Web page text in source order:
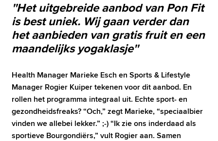
''Het uitgebreide aanbod van Pon Fit
is best uniek. Wij gaan verder dan
het aanbieden van gratis fruit en een
maandelijks yogaklasje''
Health Manager Marieke Esch en Sports & Lifestyle
Manager Rogier Kuiper tekenen voor dit aanbod. En
rollen het programma integraal uit. Echte sport- en
gezondheidsfreaks? “Och,” zegt Marieke, “speciaalbier
vinden we allebei lekker.” ;-) “Ik zie ons inderdaad als
sportieve Bourgondiërs,” vult Rogier aan. Samen